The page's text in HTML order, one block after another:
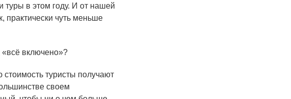
в этом году. И от нашей
практически чуть меньше
«всё включено»?
стоимость туристы получают
своем